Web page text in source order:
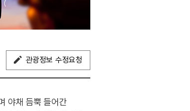
관광정보 수정요청
야채 듬뿍 들어간